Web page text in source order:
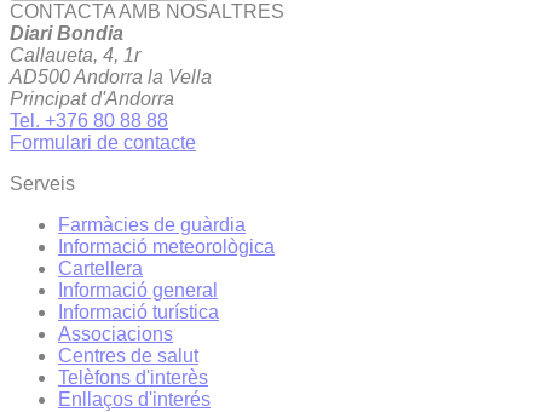
CONTACTA AMB NOSALTRES
Diari Bondia
Callaueta, 4, 1r
AD500 Andorra la Vella
Principat d'Andorra
Tel. +376 80 88 88
Formulari de contacte
Serveis
Farmàcies de guàrdia
Informació meteorològica
Cartellera
Informació general
Informació turística
Associacions
Centres de salut
Telèfons d'interès
Enllaços d'interés